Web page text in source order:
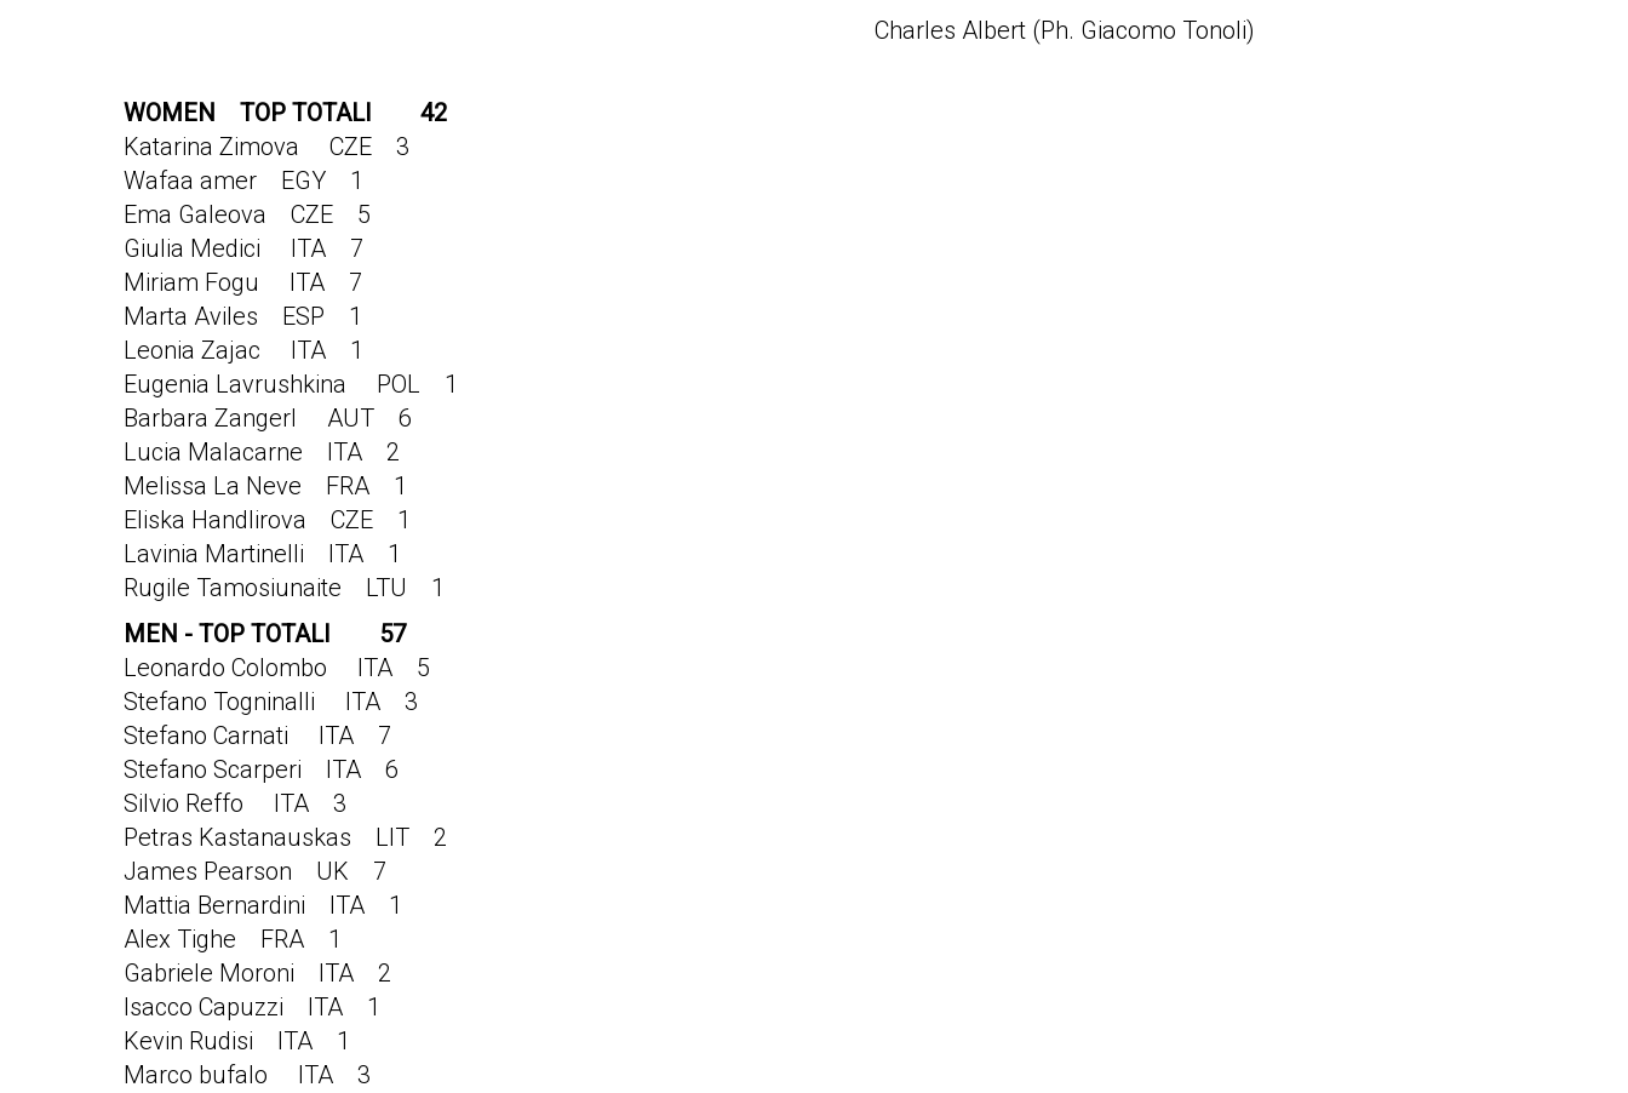
Charles Albert (Ph. Giacomo Tonoli)
WOMEN TOP TOTALI 42
Katarina Zimova CZE 3
Wafaa amer EGY 1
Ema Galeova CZE 5
Giulia Medici ITA 7
Miriam Fogu ITA 7
Marta Aviles ESP 1
Leonia Zajac ITA 1
Eugenia Lavrushkina POL 1
Barbara Zangerl AUT 6
Lucia Malacarne ITA 2
Melissa La Neve FRA 1
Eliska Handlirova CZE 1
Lavinia Martinelli ITA 1
Rugile Tamosiunaite LTU 1
MEN - TOP TOTALI 57
Leonardo Colombo ITA 5
Stefano Togninalli ITA 3
Stefano Carnati ITA 7
Stefano Scarperi ITA 6
Silvio Reffo ITA 3
Petras Kastanauskas LIT 2
James Pearson UK 7
Mattia Bernardini ITA 1
Alex Tighe FRA 1
Gabriele Moroni ITA 2
Isacco Capuzzi ITA 1
Kevin Rudisi ITA 1
Marco bufalo ITA 3